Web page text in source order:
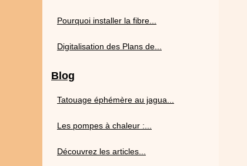
Pourquoi installer la fibre...
Digitalisation des Plans de...
Blog
Tatouage éphémère au jagua...
Les pompes à chaleur :...
Découvrez les articles...